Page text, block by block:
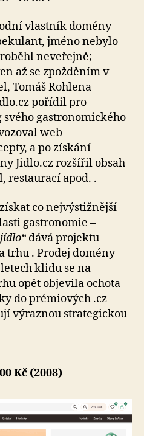
vlastník domény
jméno nebylo
neveřejně;
až se zpožděním v
Tomáš Rohlena
pořídil pro
gastronomického
web
a po získání
Jidlo.cz rozšířil obsah
restaurací apod. .
co nejvýstižnější
gastronomie –
dává projektu
trhu . Prodej domény
klidu se na
opět objevila ochota
do prémiových .cz
výraznou strategickou
Kč (2008)